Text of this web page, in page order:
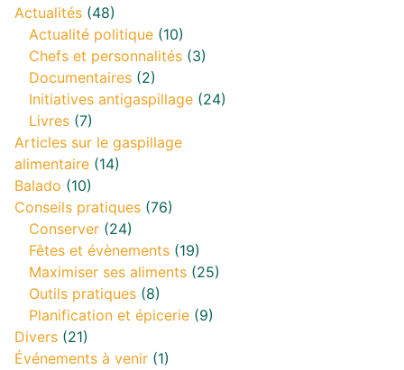
Actualités (48)
Actualité politique (10)
Chefs et personnalités (3)
Documentaires (2)
Initiatives antigaspillage (24)
Livres (7)
Articles sur le gaspillage
alimentaire (14)
Balado (10)
Conseils pratiques (76)
Conserver (24)
Fêtes et évènements (19)
Maximiser ses aliments (25)
Outils pratiques (8)
Planification et épicerie (9)
Divers (21)
Événements à venir (1)